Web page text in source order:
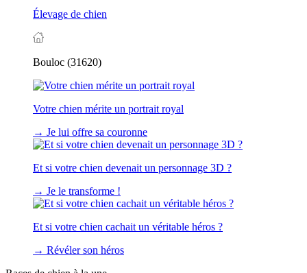
Élevage de chien
Bouloc (31620)
Votre chien mérite un portrait royal
→ Je lui offre sa couronne
Et si votre chien devenait un personnage 3D ?
→ Je le transforme !
Et si votre chien cachait un véritable héros ?
→ Révéler son héros